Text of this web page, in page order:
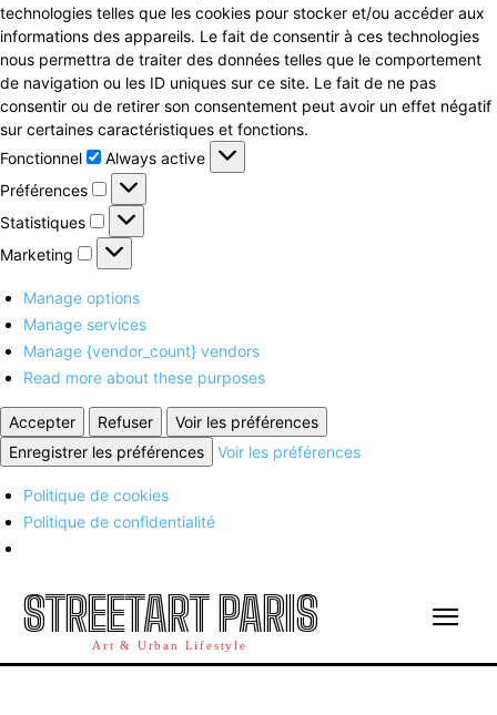
technologies telles que les cookies pour stocker et/ou accéder aux
informations des appareils. Le fait de consentir à ces technologies
nous permettra de traiter des données telles que le comportement
de navigation ou les ID uniques sur ce site. Le fait de ne pas
consentir ou de retirer son consentement peut avoir un effet négatif
sur certaines caractéristiques et fonctions.
Fonctionnel
Fonctionnel
Always active
Préférences
Préférences
Statistiques Statistiques
Marketing Marketing
Manage options
Manage services
Manage {vendor_count} vendors
Read more about these purposes
Accepter Refuser
Voir les préférences
Enregistrer les préférences
Voir les préférences
Politique de cookies
Politique de confidentialité
STREETART PARIS
Art & Urban Lifestyle